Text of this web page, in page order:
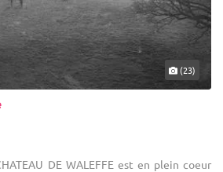
(23)
DE WALEFFE est en plein coeur